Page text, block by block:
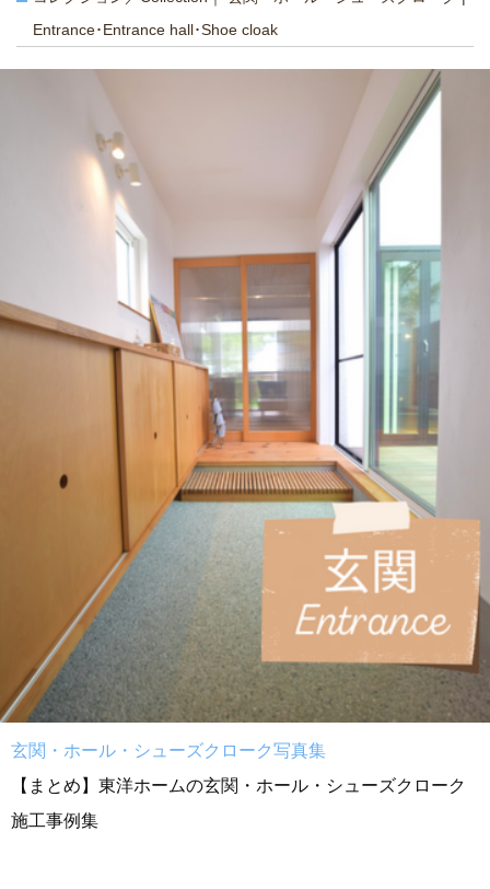
Entrance･Entrance hall･Shoe cloak
玄関・ホール・シューズクローク写真集
【まとめ】東洋ホームの玄関・ホール・シューズクローク
施工事例集